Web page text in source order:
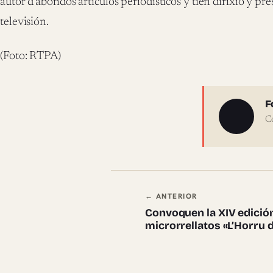
televisión.
(Foto: RTPA)
Navegación
← ANTERIOR
Convoquen la XIV
microrrellatos «L’Horru